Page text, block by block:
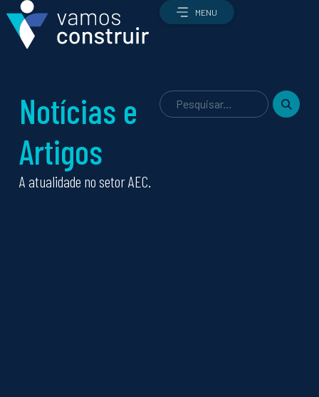
MENU
Qual é a profissão certa para mim?
Notícias e
Artigos
A atualidade no setor AEC.